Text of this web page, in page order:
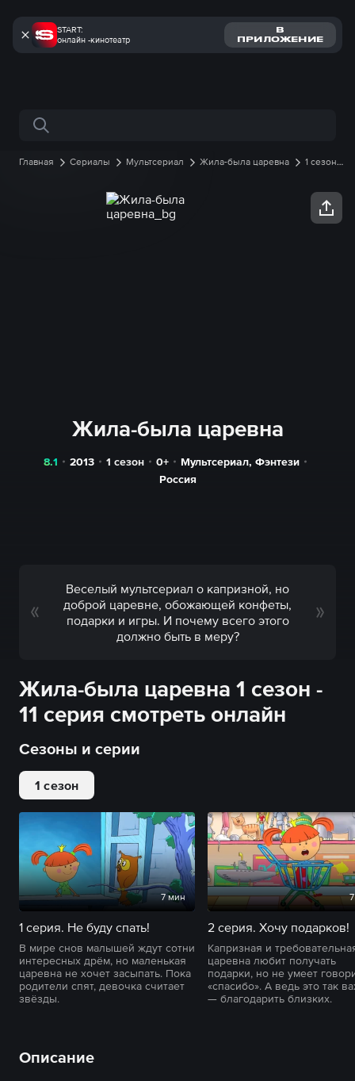
START:
онлайн -кинотеатр
В
ПРИЛОЖЕНИЕ
Поиск по сайту
Главная Сериалы Мультсериал Жила-была царевна
1 сезон
Жила-была царевна
8.1 2013 1 сезон 0+ Мультсериал, Фэнтези
Россия
Веселый мультсериал о капризной, но
доброй царевне, обожающей конфеты,
подарки и игры. И почему всего этого
должно быть в меру?
Жила-была царевна 1 сезон -
11 серия смотреть онлайн
Сезоны и серии
1 сезон
7 мин
1 серия. Не буду спать!
В мире снов малышей ждут сотни
интересных дрём, но маленькая
царевна не хочет засыпать. Пока
родители спят, девочка считает
звёзды.
2 серия. Хочу подарков!
Капризная и
царевна любит получать
подарки, но не умеет
«спасибо». А ведь это так
— благодарить близких.
Описание